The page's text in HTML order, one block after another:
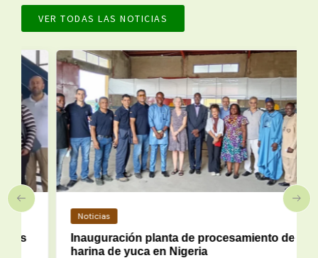
VER TODAS LAS NOTICIAS
Noticias
Inauguración planta de procesamiento de
harina de yuca en Nigeria